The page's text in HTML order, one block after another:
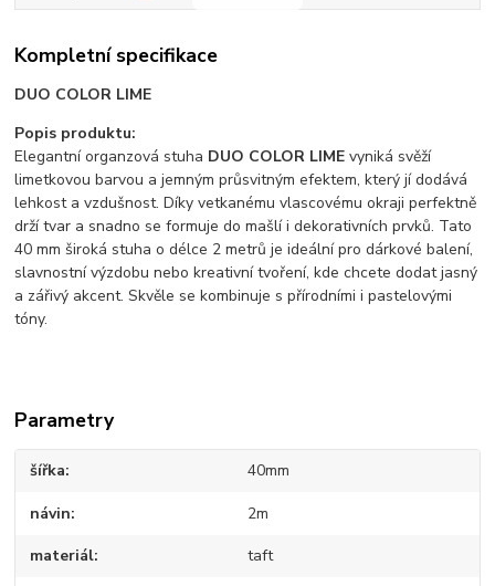
Kompletní specifikace
DUO COLOR LIME
Popis produktu:
Elegantní organzová stuha DUO COLOR LIME vyniká svěží
limetkovou barvou a jemným průsvitným efektem, který jí dodává
lehkost a vzdušnost. Díky vetkanému vlascovému okraji perfektně
drží tvar a snadno se formuje do mašlí i dekorativních prvků. Tato
40 mm široká stuha o délce 2 metrů je ideální pro dárkové balení,
slavnostní výzdobu nebo kreativní tvoření, kde chcete dodat jasný
a zářivý akcent. Skvěle se kombinuje s přírodními i pastelovými
tóny.
Parametry
šířka 40mm
návin 2m
materiál taft